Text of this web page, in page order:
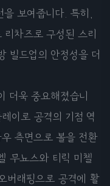
보여줍니다. 특히,
차즈로 구성된 스리
빌드업의 안정성을 더
더욱 중요해졌습니
이로 공격의 기점 역
측면으로 볼을 전환
무뇨스와 티릭 미첼
버래핑으로 공격에 활